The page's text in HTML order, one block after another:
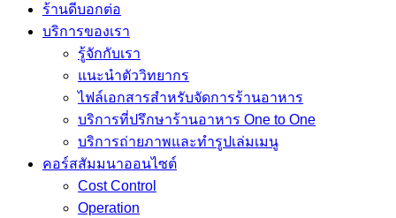
ร้านดีบอกต่อ
บริการของเรา
รู้จักกับเรา
แนะนำตัววิทยากร
ไฟล์เอกสารสำหรับจัดการร้านอาหาร
บริการที่ปรึกษาร้านอาหาร One to One
บริการถ่ายภาพและทำรูปเล่มเมนู
คอร์สสัมมนาออนไซต์
Cost Control
Operation